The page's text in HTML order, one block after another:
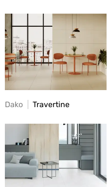
Dako Travertine